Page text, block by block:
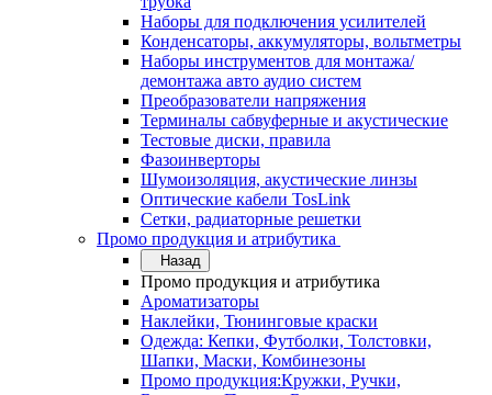
Наборы для подключения усилителей
Конденсаторы, аккумуляторы, вольтметры
Наборы инструментов для монтажа/
демонтажа авто аудио систем
Преобразователи напряжения
Терминалы сабвуферные и акустические
Тестовые диски, правила
Фазоинверторы
Шумоизоляция, акустические линзы
Оптические кабели TosLink
Сетки, радиаторные решетки
Промо продукция и атрибутика
Назад
Промо продукция и атрибутика
Ароматизаторы
Наклейки, Тюнинговые краски
Одежда: Кепки, Футболки, Толстовки,
Шапки, Маски, Комбинезоны
Промо продукция:Кружки, Ручки,